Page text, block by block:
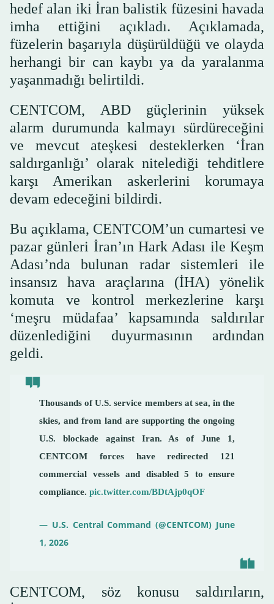
hedef alan iki İran balistik füzesini havada
imha ettiğini açıkladı. Açıklamada,
füzelerin başarıyla düşürüldüğü ve olayda
herhangi bir can kaybı ya da yaralanma
yaşanmadığı belirtildi.
CENTCOM, ABD güçlerinin yüksek
alarm durumunda kalmayı sürdüreceğini
ve mevcut ateşkesi desteklerken ‘İran
saldırganlığı’ olarak nitelediği tehditlere
karşı Amerikan askerlerini korumaya
devam edeceğini bildirdi.
Bu açıklama, CENTCOM’un cumartesi ve
pazar günleri İran’ın Hark Adası ile Keşm
Adası’nda bulunan radar sistemleri ile
insansız hava araçlarına (İHA) yönelik
komuta ve kontrol merkezlerine karşı
‘meşru müdafaa’ kapsamında saldırılar
düzenlediğini duyurmasının ardından
geldi.
Thousands of U.S. service members at sea, in the
skies, and from land are supporting the ongoing
U.S. blockade against Iran. As of June 1,
CENTCOM forces have redirected 121
commercial vessels and disabled 5 to ensure
compliance. pic.twitter.com/BDtAjp0qOF
— U.S. Central Command (@CENTCOM) June
1, 2026
CENTCOM, söz konusu saldırıların,